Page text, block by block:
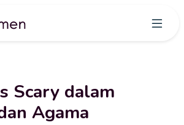
Scary dalam
Agama